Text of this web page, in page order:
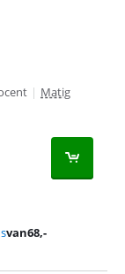
| Matig
van68,-